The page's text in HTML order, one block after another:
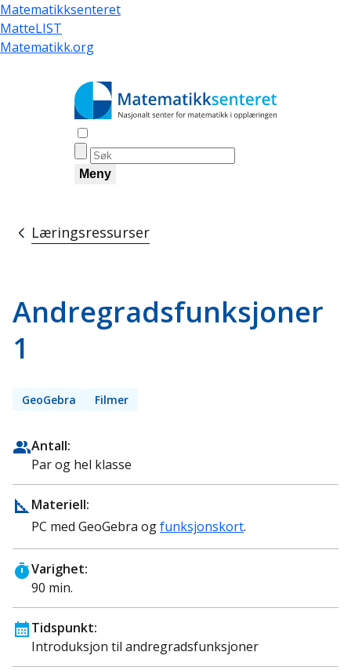
Hopp
til
hovedinnhold
Matematikksenteret
MatteLIST
Matematikk.org
Meny
Navigasjonssti
Læringsressurser
Andregradsfunksjoner
1
GeoGebra Filmer
Antall:
Par og hel klasse
Materiell:
PC med GeoGebra ogfunksjonskort.
Varighet:
90 min.
Tidspunkt:
Introduksjon til andregradsfunksjoner